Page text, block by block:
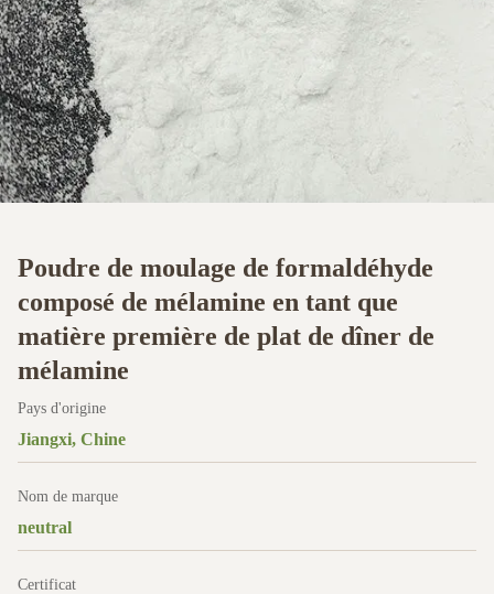
Poudre de moulage de formaldéhyde
composé de mélamine en tant que
matière première de plat de dîner de
mélamine
Pays d'origine
Jiangxi, Chine
Nom de marque
neutral
Certificat